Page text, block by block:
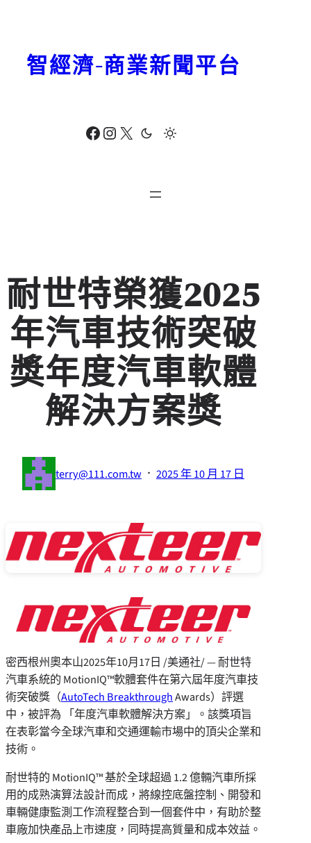
Facebook Instagram X
智經濟-商業新聞平台
耐世特榮獲2025
年汽車技術突破
獎年度汽車軟體
解決方案獎
terry@111.com.tw · 2025 年 10 月 17 日
密西根州奧本山2025年10月17日 /美通社/ — 耐世特
汽車系統的 MotionIQ™軟體套件在第六屆年度汽車技
術突破獎（AutoTech BreakthroughAwards）評選
中，被評為 「年度汽車軟體解決方案」。該獎項旨
在表彰當今全球汽車和交通運輸市場中的頂尖企業和
技術。
耐世特的 MotionIQ™ 基於全球超過 1.2 億輛汽車所採
用的成熟演算法設計而成，將線控底盤控制、開發和
車輛健康監測工作流程整合到一個套件中，有助於整
車廠加快產品上市速度，同時提高質量和成本效益。